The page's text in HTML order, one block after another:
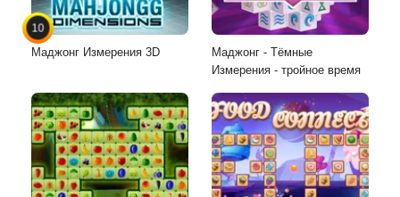
10
Маджонг Измерения 3D
Маджонг - Тёмные
Измерения - тройное время